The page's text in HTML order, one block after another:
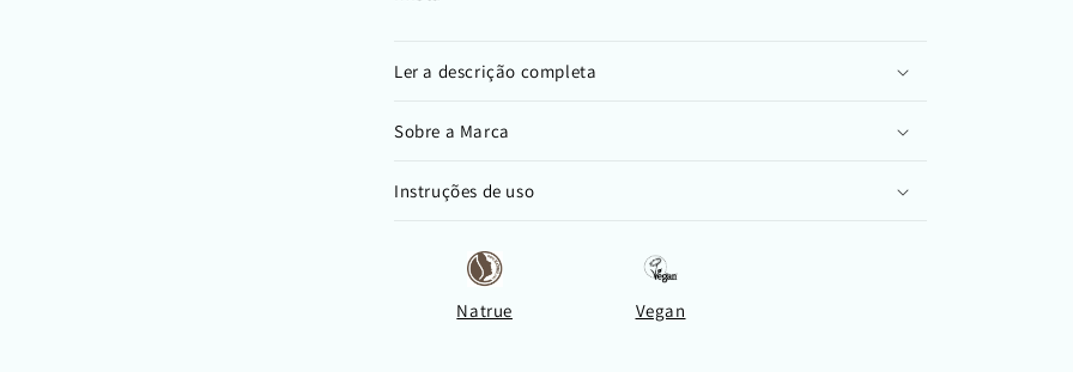
Ler a descrição completa
Sobre a Marca
Instruções de uso
Natrue Vegan